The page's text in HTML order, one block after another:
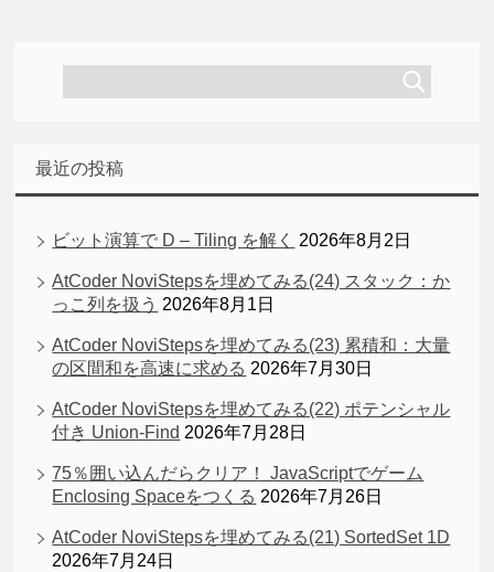
最近の投稿
ビット演算で D – Tiling を解く 2026年8月2日
AtCoder NoviStepsを埋めてみる(24) スタック：か
っこ列を扱う 2026年8月1日
AtCoder NoviStepsを埋めてみる(23) 累積和：大量
の区間和を高速に求める 2026年7月30日
AtCoder NoviStepsを埋めてみる(22) ポテンシャル
付き Union-Find 2026年7月28日
75％囲い込んだらクリア！ JavaScriptでゲーム
Enclosing Spaceをつくる 2026年7月26日
AtCoder NoviStepsを埋めてみる(21) SortedSet 1D
2026年7月24日